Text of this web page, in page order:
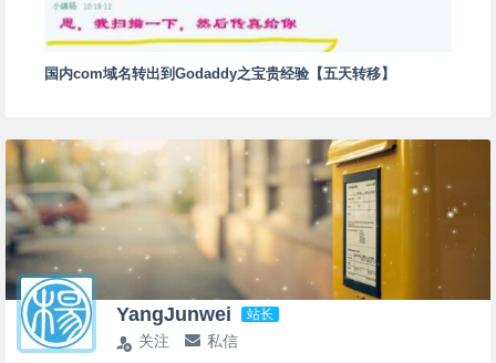
国内com域名转出到Godaddy之宝贵经验【五天转移】
YangJunwei 站长
关注 私信